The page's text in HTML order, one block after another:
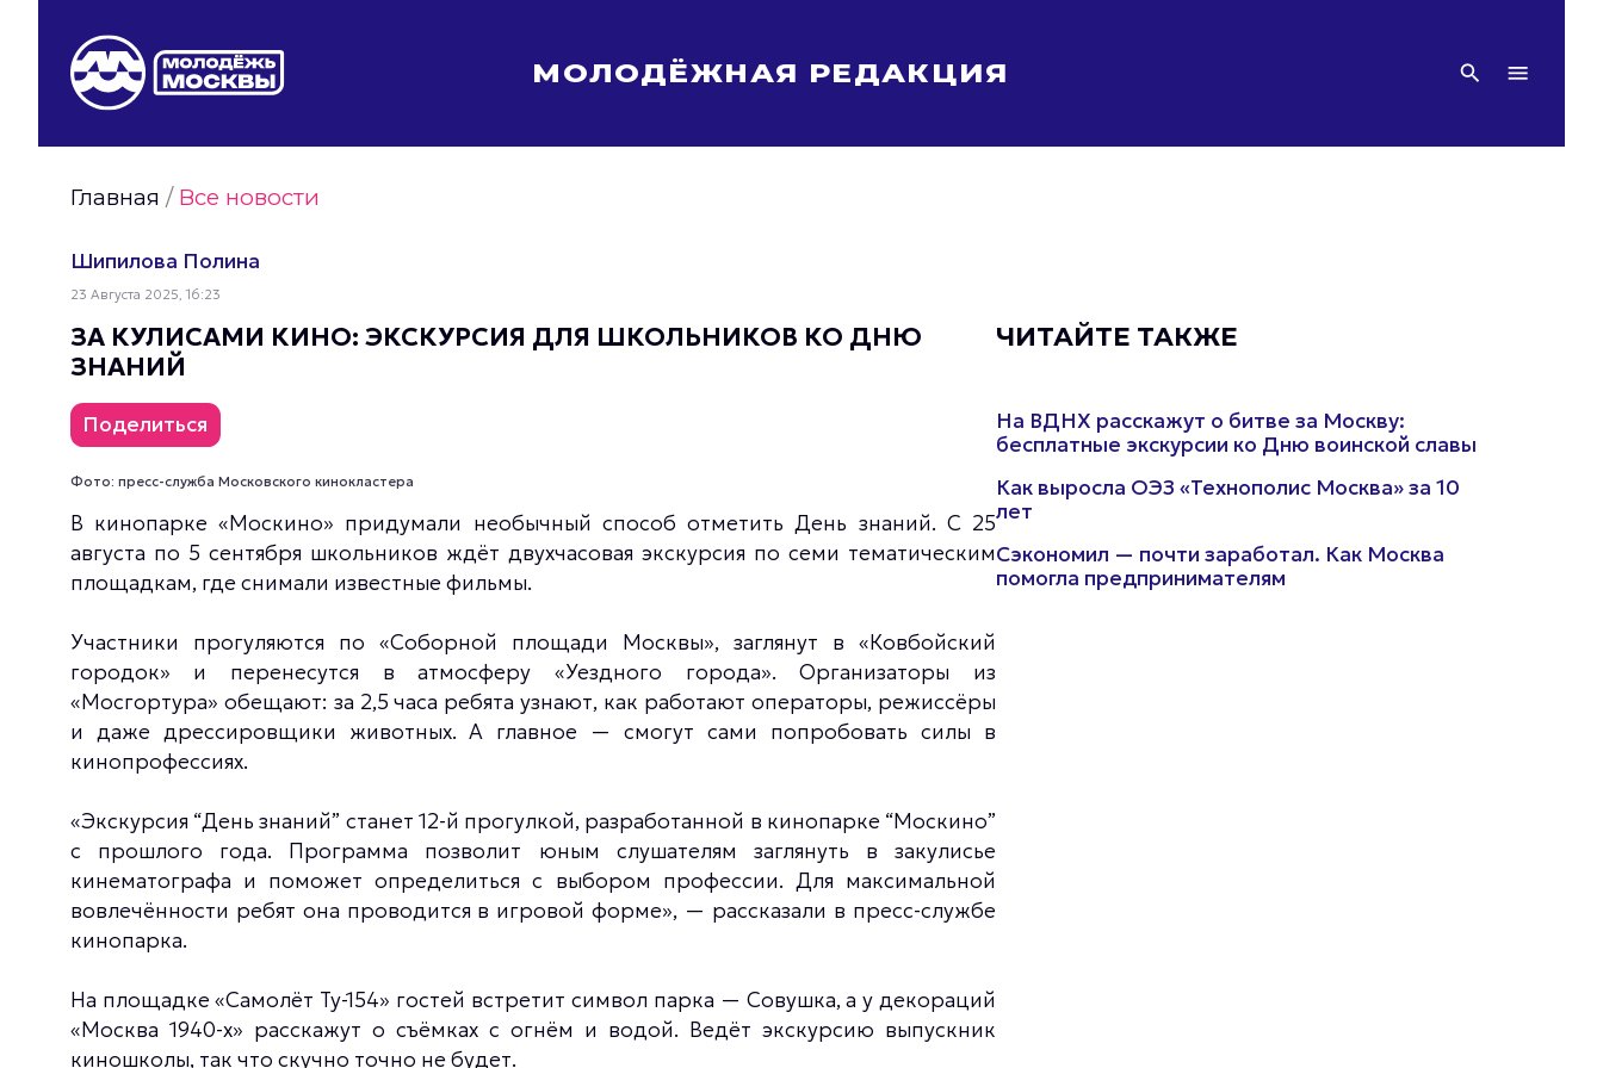
МОЛОДЁЖНАЯ РЕДАКЦИЯ
Видео Молодёжи Москвы
Молодёжь Москвы зелёная
Фото Молодёжи Москвы
Статьи Молодёжи Москвы
Молодёжь Москвы культурная
Молодёжь Москвы спортивная
Главная /Все новости
Шипилова Полина
23 Августа 2025, 16:23
ЗА КУЛИСАМИ КИНО: ЭКСКУРСИЯ ДЛЯ ШКОЛЬНИКОВ КО ДНЮ
ЗНАНИЙ
Поделиться
Фото: пресс-служба Московского кинокластера
В кинопарке «Москино» придумали необычный способ отметить День знаний. С 25
августа по 5 сентября школьников ждёт двухчасовая экскурсия по семи тематическим
площадкам, где снимали известные фильмы.
Участники прогуляются по «Соборной площади Москвы», заглянут в «Ковбойский
городок» и перенесутся в атмосферу «Уездного города». Организаторы из
«Мосгортура» обещают: за 2,5 часа ребята узнают, как работают операторы, режиссёры
и даже дрессировщики животных. А главное — смогут сами попробовать силы в
кинопрофессиях.
«Экскурсия “День знаний” станет 12-й прогулкой, разработанной в кинопарке “Москино”
с прошлого года. Программа позволит юным слушателям заглянуть в закулисье
кинематографа и поможет определиться с выбором профессии. Для максимальной
вовлечённости ребят она проводится в игровой форме», — рассказали в пресс-службе
кинопарка.
На площадке «Самолёт Ту-154» гостей встретит символ парка — Совушка, а у декораций
«Москва 1940-х» расскажут о съёмках с огнём и водой. Ведёт экскурсию выпускник
киношколы, так что скучно точно не будет.
ЧИТАЙТЕ ТАКЖЕ
На ВДНХ расскажут о битве за Москву:
бесплатные экскурсии ко Дню воинской славы
Как выросла ОЭЗ «Технополис Москва» за 10
лет
Сэкономил — почти заработал. Как Москва
помогла предпринимателям